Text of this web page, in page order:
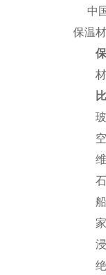
中国
保温
材料
玻
空调
维
石油
船舶
家电
浸入
绝